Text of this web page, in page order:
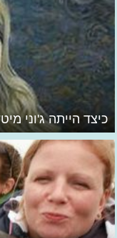
כיצד הייתה ג'וני